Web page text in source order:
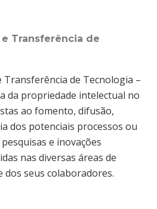
Transferência de
Transferência de Tecnologia –
da propriedade intelectual no
ao fomento, difusão,
dos potenciais processos ou
e inovações
nas diversas áreas de
dos seus colaboradores.